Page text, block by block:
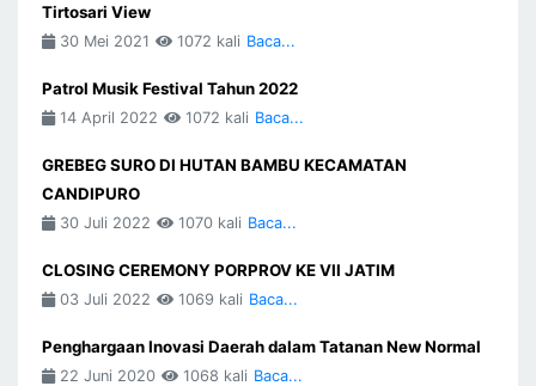
Tirtosari View
30 Mei 2021 1072 kali Baca...
Patrol Musik Festival Tahun 2022
14 April 2022 1072 kali Baca...
GREBEG SURO DI HUTAN BAMBU KECAMATAN
CANDIPURO
30 Juli 2022 1070 kali Baca...
CLOSING CEREMONY PORPROV KE VII JATIM
03 Juli 2022 1069 kali Baca...
Penghargaan Inovasi Daerah dalam Tatanan New Normal
22 Juni 2020 1068 kali Baca...